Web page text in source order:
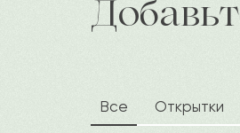
доставка
Все Открытки